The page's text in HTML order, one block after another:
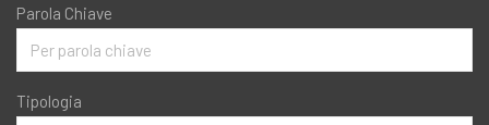
Parola Chiave
Tipologia